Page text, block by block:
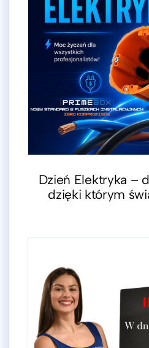
Dzień Elektryka –
dzięki którym